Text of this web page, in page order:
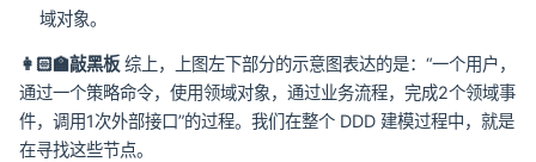
域对象。
👩🏻‍🏫敲黑板 综上，上图左下部分的示意图表达的是：“一个用户，
通过一个策略命令，使用领域对象，通过业务流程，完成2个领域事
件，调用1次外部接口”的过程。我们在整个 DDD 建模过程中，就是
在寻找这些节点。